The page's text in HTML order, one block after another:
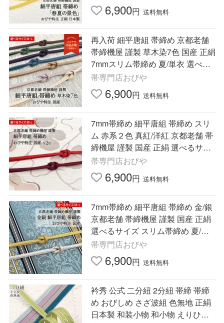
6,900円 送料無料
再入荷 細平唐組 帯締め 京都老舗
帯締機屋 謹製 草木染7色 国産 正絹
7mmスリム帯締め 夏/単衣 選べる
サイズ 帯専門店おびや 送料無料
帯専門店おびや
6,900円 送料無料
7mm帯締め 細平唐組 帯締め スリ
ム 赤系２色 真紅/洋紅 京都老舗 帯
締機屋 謹製 国産 正絹 選べるサイ
ズ 帯専門店おびや
帯専門店おびや
6,900円 送料無料
7mm帯締め 細平唐組 帯締め 金/銀
京都老舗 帯締機屋 謹製 国産 正絹
選べるサイズ スリム帯締め 夏/単
衣 帯専門店おびや
帯専門店おびや
6,900円 送料無料
衿秀 公式 二分紐 2分紐 帯締 帯締
め おびしめ さざ波組 色無地 正絹
日本製 和装小物 和小物 えりひで